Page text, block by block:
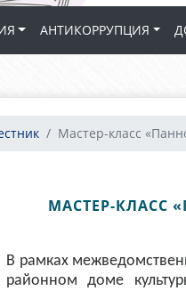
АНТИКОРРУПЦИЯ
Мастер-класс
МАСТЕР-КЛАСС
В рамках
районном доме